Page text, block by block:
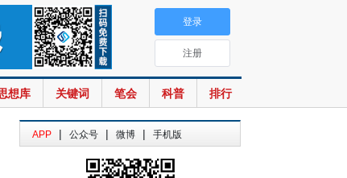
想库 关键词 笔会 科普 排行
登录
注册
APP | 公众号 | 微博 | 手机版